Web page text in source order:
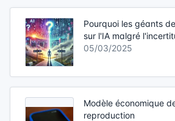
Pourquoi les géants
sur l'IA malgré
05/03/2025
Modèle économique
reproduction